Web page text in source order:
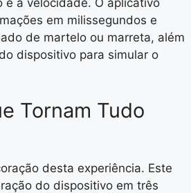
e a velocidade. O aplicativo
em milissegundos e
de martelo ou marreta, além
dispositivo para simular o
Tornam Tudo
desta experiência. Este
do dispositivo em três